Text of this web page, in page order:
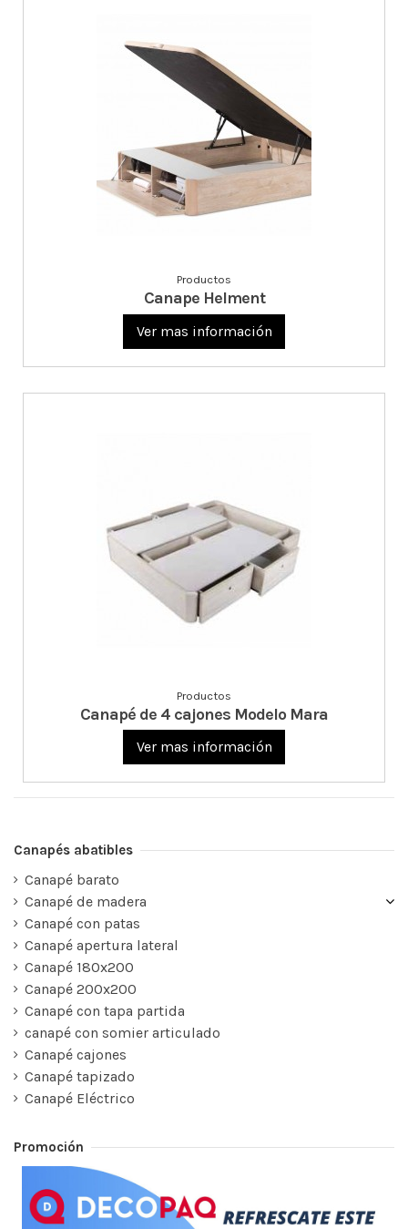
Productos
Canape Helment
Ver mas información
Productos
Canapé de 4 cajones Modelo Mara
Ver mas información
Canapés abatibles
Canapé barato
Canapé de madera
Canapé con patas
Canapé apertura lateral
Canapé 180x200
Canapé 200x200
Canapé con tapa partida
canapé con somier articulado
Canapé cajones
Canapé tapizado
Canapé Eléctrico
Promoción